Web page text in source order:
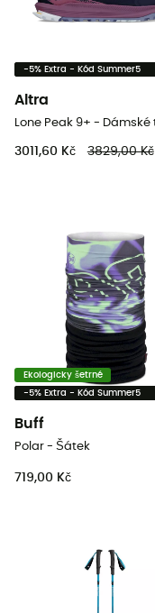
-5% Extra - Kód Summer5
Altra
3011,60 Kč 3829,00 Kč
Ekologicky šetrné
-5% Extra - Kód Summer5
Buff
Polar - Šátek
719,00 Kč